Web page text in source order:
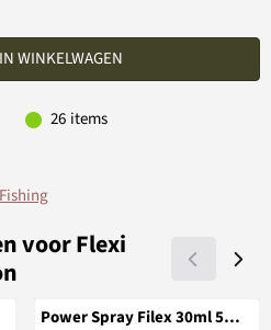
IN WINKELWAGEN
26 items
voorFlexi
Power Spray Filex 30ml 5